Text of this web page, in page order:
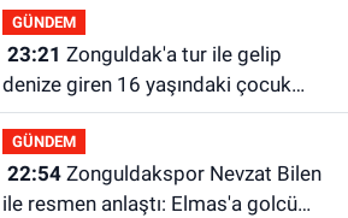
GÜNDEM
23:21
denize giren 16 yaşındaki çocuk
kayboldu: Son anları kamerada
GÜNDEM
22:54Zonguldakspor Nevzat Bilen
ile resmen anlaştı: Elmas'a golcü